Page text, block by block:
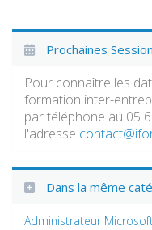
Prochaines
Pour connaître les
formation inter-
par téléphone au 05
l'adresse
Dans la même
Administrateur